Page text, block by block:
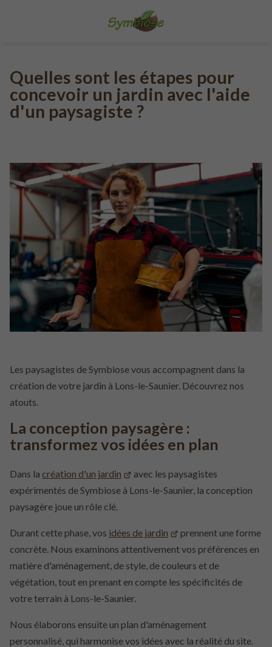
Quelles sont les étapes pour
concevoir un jardin avec l'aide
d'un paysagiste ?
Les paysagistes de Symbiose vous accompagnent dans la
création de votre jardin à Lons-le-Saunier. Découvrez nos
atouts.
La conception paysagère :
transformez vos idées en plan
Dans la création d'un jardin
avec les paysagistes
expérimentés de Symbiose à Lons-le-Saunier, la conception
paysagère joue un rôle clé.
Durant cette phase, vos idées de jardin
prennent une forme
concrète. Nous examinons attentivement vos préférences en
matière d'aménagement, de style, de couleurs et de
végétation, tout en prenant en compte les spécificités de
votre terrain à Lons-le-Saunier.
Nous élaborons ensuite un plan d'aménagement
personnalisé, qui harmonise vos idées avec la réalité du site.